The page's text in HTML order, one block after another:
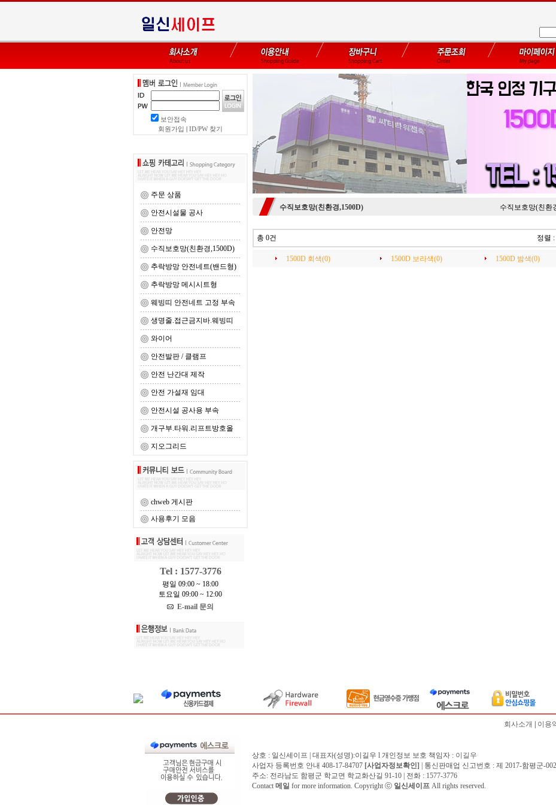
보안접속
회원가입
ID/PW 찾기
주문 상품
안전시설물 공사
안전망
수직보호망(친환경,1500D)
추락방망 안전네트(밴드형)
추락방망 메시시트형
웨빙띠 안전네트 고정 부속
생명줄.접근금지바.웨빙띠
와이어
안전발판 / 클램프
안전 난간대 제작
안전 가설재 임대
안전시설 공사용 부속
개구부.타워.리프트방호올
지오그리드
chweb 게시판
사용후기 모음
Tel : 1577-3776
평일 09:00 ~ 18:00
토요일 09:00 ~ 12:00
E-mail 문의
수직보호망(친환경,1500D) 수직보호망(친환
총 0건 정렬 :
1500D 회색(0) 1500D 보라색(0) 1500D 밤색(0)
회사소개 이용
상호 : 일신세이프 | 대표자(성명):이길우 l 개인정보 보호 책임자 : 이길우
사업자 등록번호 안내 408-17-84707 [사업자정보확인]
| 통신판매업 신고번호 : 제 2017-함평군-
주소: 전라남도 함평군 학교면 학교화산길 91-10 | 전화 : 1577-3776
Contact 메일 for more information. Copyright ⓒ 일신세이프 All rights reserved.